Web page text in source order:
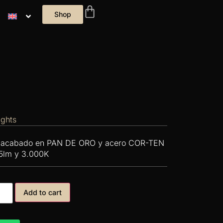
Shop
en PAN DE ORO y acero COR-TEN
y 3.000K
Add to cart